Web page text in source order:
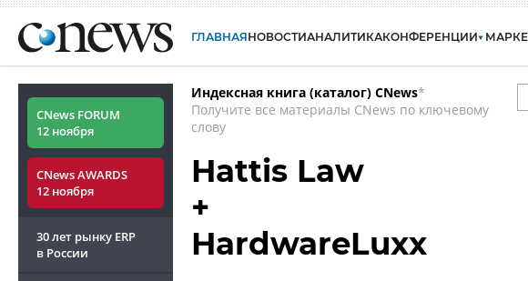
ГЛАВНАЯНОВОСТИАНАЛИТИКАКОНФЕРЕНЦИИ
CNews FORUM
12 ноября
CNews AWARDS
12 ноября
30 лет рынку ERP
в России
Индексная книга (каталог) CNews*
Получите все материалы CNews по ключевому
слову
Hattis Law
+
HardwareLuxx